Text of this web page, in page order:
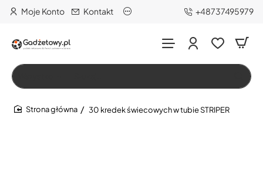
Moje Konto Kontakt +48737495979
Szukaj…
30 kredek świecowych w tubie STRIPER